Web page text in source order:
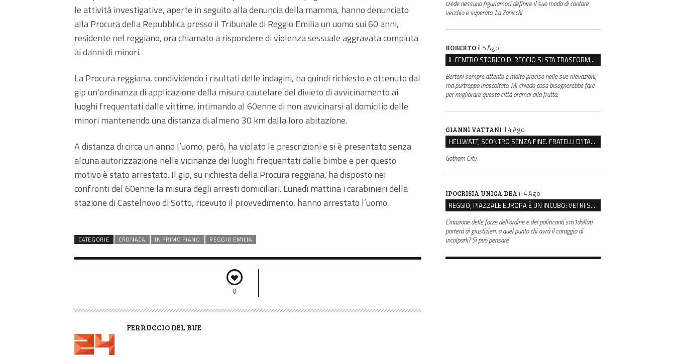
le attività investigative, aperte in seguito alla denuncia della mamma, hanno denunciato
alla Procura della Repubblica presso il Tribunale di Reggio Emilia un uomo sui 60 anni,
residente nel reggiano, ora chiamato a rispondere di violenza sessuale aggravata compiuta
ai danni di minori.
La Procura reggiana, condividendo i risultati delle indagini, ha quindi richiesto e ottenuto dal
gip un’ordinanza di applicazione della misura cautelare del divieto di avvicinamento ai
luoghi frequentati dalle vittime, intimando al 60enne di non avvicinarsi al domicilio delle
minori mantenendo una distanza di almeno 30 km dalla loro abitazione.
A distanza di circa un anno l’uomo, però, ha violato le prescrizioni e si è presentato senza
alcuna autorizzazione nelle vicinanze dei luoghi frequentati dalle bimbe e per questo
motivo è stato arrestato. Il gip, su richiesta della Procura reggiana, ha disposto nei
confronti del 60enne la misura degli arresti domiciliari. Lunedì mattina i carabinieri della
stazione di Castelnovo di Sotto, ricevuto il provvedimento, hanno arrestato l’uomo.
CATEGORIE CRONACA IN PRIMO PIANO REGGIO EMILIA
0
A
FERRUCCIO DEL BUE
crede nessuno figuriamoci definire il suo modo di cantare
vecchio e superato. La Zanicchi
ROBERTO il 5 Ago
IL CENTRO STORICO DI REGGIO SI STA TRASFORMANDO, E NON IN MEGLIO
Bertoni sempre attento e molto preciso nelle sue rilevazioni,
ma purtroppo inascoltato. Mi chiedo cosa bisognerebbe fare
per migliorare questa città oramai alla frutta.
GIANNI VATTANI il 4 Ago
HELLWATT, SCONTRO SENZA FINE. FRATELLI D’ITALIA: “MILANI PORTA DOCUMENTI, DE FRANCO INSULTI”
Gotham City
IPOCRISIA UNICA DEA il 4 Ago
REGGIO, PIAZZALE EUROPA È UN INCUBO: VETRI SPACCATI E FURTI SULLE AUTO IN SOSTA
L'inazione delle forze dell'ordine e dei politicanti sm1dollati
porterà ai giustizieri, a quel punto chi avrà il coraggio di
incolparli? Si può pensare